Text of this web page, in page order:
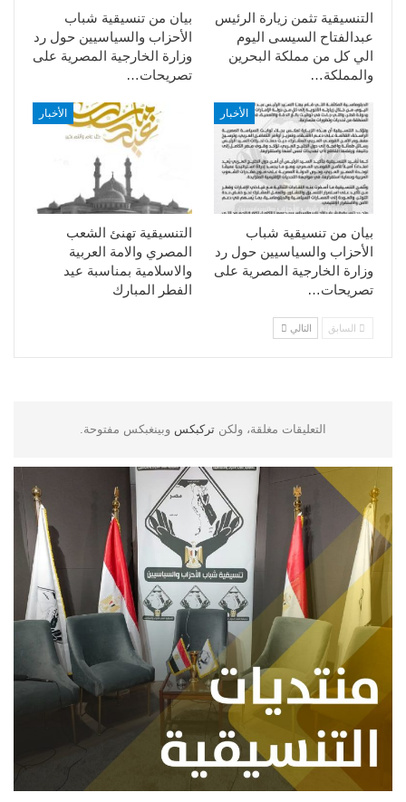
بيان من تنسيقية شباب
الأحزاب والسياسيين حول رد
وزارة الخارجية المصرية على
تصريحات…
التنسيقية تثمن زيارة الرئيس
عبدالفتاح السيسى اليوم
الي كل من مملكة البحرين
والمملكة…
الأخبار
التنسيقية تهنئ الشعب
المصري والامة العربية
والاسلامية بمناسبة عيد
الفطر المبارك
الأخبار
بيان من تنسيقية شباب
الأحزاب والسياسيين حول رد
وزارة الخارجية المصرية على
تصريحات…
السابق التالي
التعليقات مغلقة، ولكن تركبكس وبينغبكس مفتوحة.